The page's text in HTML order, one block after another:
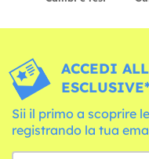
ACCEDI
Sii il primo a scoprire
registrando la tua